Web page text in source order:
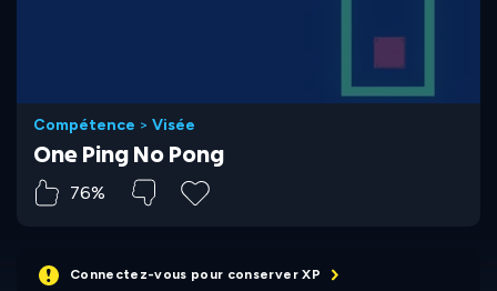
Compétence > Visée
One Ping No Pong
76%
Connectez-vous pour conserver XP